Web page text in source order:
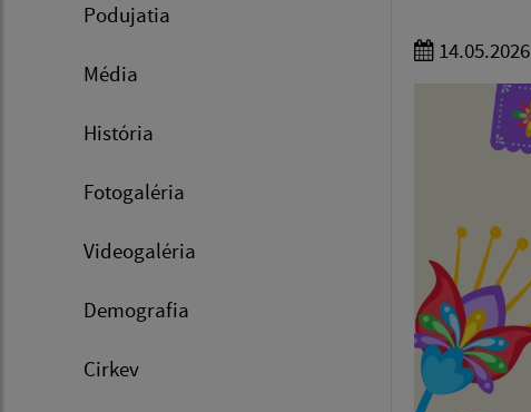
Podujatia
Média
História
Fotogaléria
Videogaléria
Demografia
Cirkev
14.05.2026